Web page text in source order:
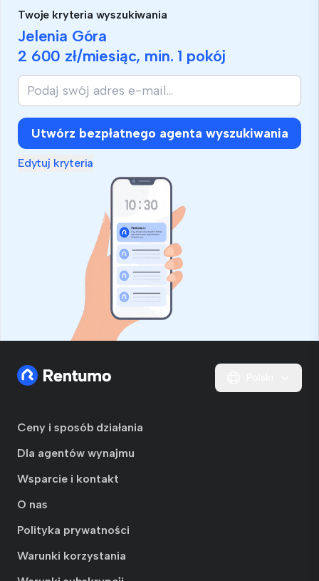
Twoje kryteria wyszukiwania
Jelenia Góra
2 600 zł/miesiąc, min. 1 pokój
Utwórz bezpłatnego agenta wyszukiwania
Edytuj kryteria
Ceny i sposób działania
Dla agentów wynajmu
Wsparcie i kontakt
O nas
Polityka prywatności
Warunki korzystania